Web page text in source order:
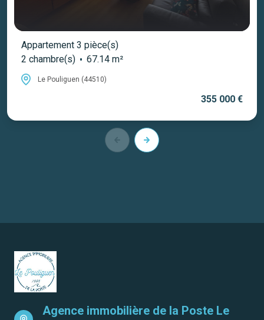
Appartement 3 pièce(s)
2 chambre(s)
67.14 m²
Le Pouliguen (44510)
355 000 €
Agence immobilière de la Poste Le